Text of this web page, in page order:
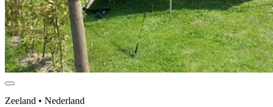
Zeeland • Nederland